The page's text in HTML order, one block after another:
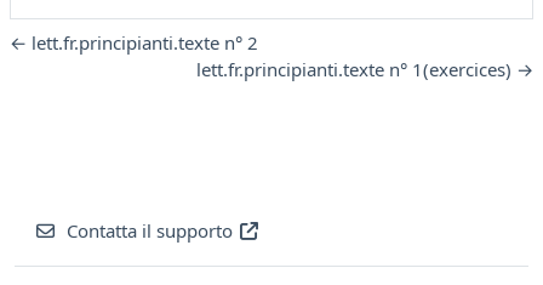
← lett.fr.principianti.texte n° 2
lett.fr.principianti.texte n° 1(exercices) →
Contatta il supporto